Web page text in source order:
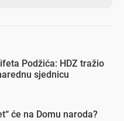
Podžića: HDZ tražio
sjednicu
će na Domu naroda?